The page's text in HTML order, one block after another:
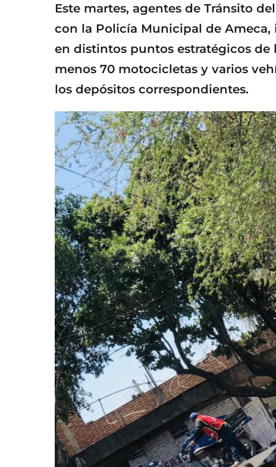
Este martes, agentes de Tránsito
con la Policía Municipal de
en distintos puntos estratégicos
menos 70 motocicletas y varios
los depósitos correspondientes.